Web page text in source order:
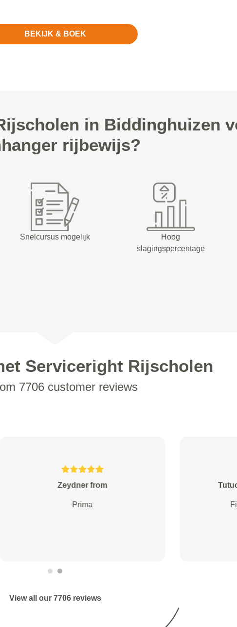
BEKIJK & BOEK
in Biddinghuizen
rijbewijs?
Snelcursus mogelijk
Hoog
slagingspercentage
Serviceright Rijscholen
7706 customer reviews
M v Boven from Rosmalen
Goede service Betaalbare prijs
Refa from
View all our 7706 reviews